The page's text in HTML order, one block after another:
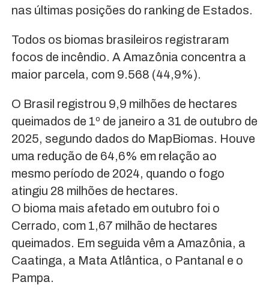
nas últimas posições do ranking de Estados.
Todos os biomas brasileiros registraram
focos de incêndio. A Amazônia concentra a
maior parcela, com 9.568 (44,9%).
O Brasil registrou 9,9 milhões de hectares
queimados de 1º de janeiro a 31 de outubro de
2025, segundo dados do MapBiomas. Houve
uma redução de 64,6% em relação ao
mesmo período de 2024, quando o fogo
atingiu 28 milhões de hectares.
O bioma mais afetado em outubro foi o
Cerrado, com 1,67 milhão de hectares
queimados. Em seguida vêm a Amazônia, a
Caatinga, a Mata Atlântica, o Pantanal e o
Pampa.